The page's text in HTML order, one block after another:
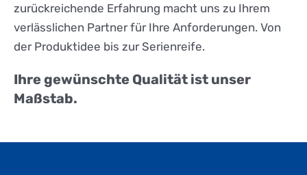
zurückreichende Erfahrung macht uns zu Ihrem
verlässlichen Partner für Ihre Anforderungen. Von
der Produktidee bis zur Serienreife.
Ihre gewünschte Qualität ist unser
Maßstab.